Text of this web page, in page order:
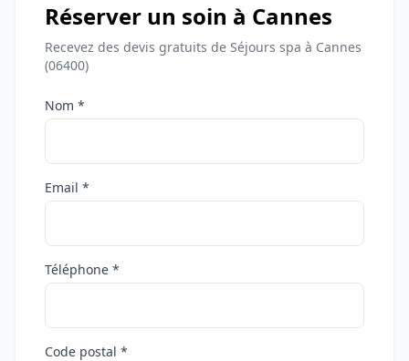
Réserver un soin à Cannes
Recevez des devis gratuits de Séjours spa à Cannes
(06400)
Nom *
Email *
Téléphone *
Code postal *